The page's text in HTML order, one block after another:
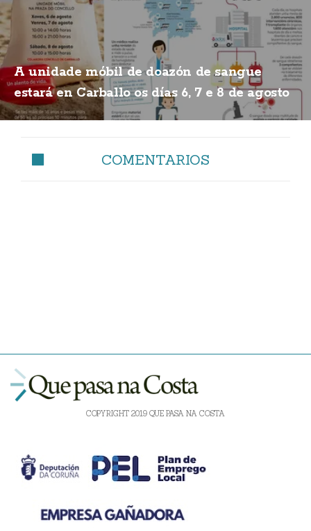
A unidade móbil de doazón de sangue
estará en Carballo os días 6, 7 e 8 de agosto
COMENTARIOS
COPYRIGHT 2019 QUE PASA NA COSTA